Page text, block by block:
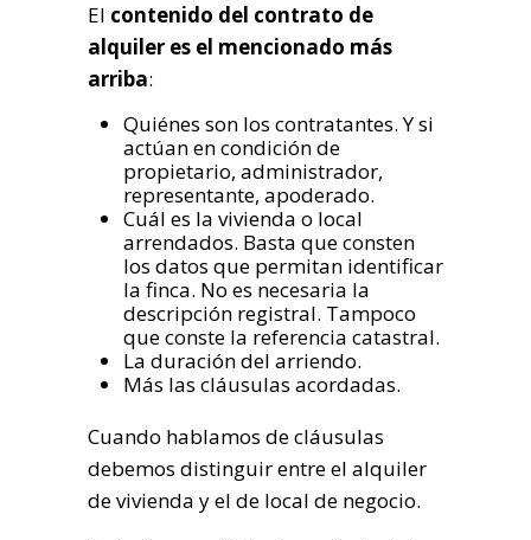
El contenido del contrato de
alquiler es el mencionado más
arriba:
Quiénes son los contratantes. Y si
actúan en condición de
propietario, administrador,
representante, apoderado.
Cuál es la vivienda o local
arrendados. Basta que consten
los datos que permitan identificar
la finca. No es necesaria la
descripción registral. Tampoco
que conste la referencia catastral.
La duración del arriendo.
Más las cláusulas acordadas.
Cuando hablamos de cláusulas
debemos distinguir entre el alquiler
de vivienda y el de local de negocio.